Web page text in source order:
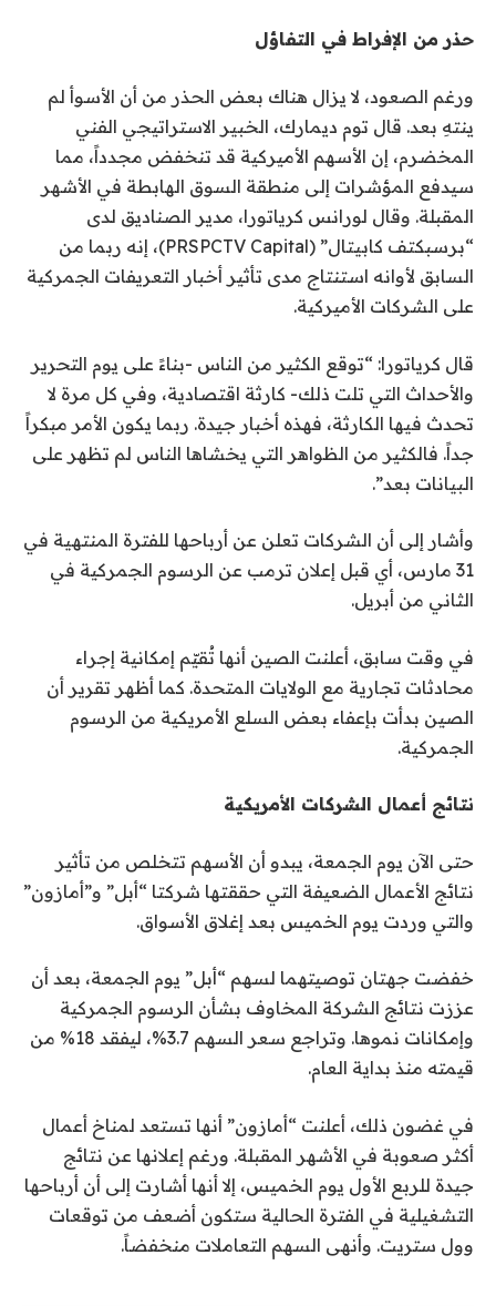
حذر من الإفراط في التفاؤل
ورغم الصعود، لا يزال هناك بعض الحذر من أن الأسوأ لم
ينتهِ بعد. قال توم ديمارك، الخبير الاستراتيجي الفني
المخضرم، إن الأسهم الأميركية قد تنخفض مجدداً، مما
سيدفع المؤشرات إلى منطقة السوق الهابطة في الأشهر
المقبلة. وقال لورانس كرياتورا، مدير الصناديق لدى
“برسبكتف كابيتال” (PRSPCTV Capital)، إنه ربما من
السابق لأوانه استنتاج مدى تأثير أخبار التعريفات الجمركية
على الشركات الأميركية.
قال كرياتورا: “توقع الكثير من الناس -بناءً على يوم التحرير
والأحداث التي تلت ذلك- كارثة اقتصادية، وفي كل مرة لا
تحدث فيها الكارثة، فهذه أخبار جيدة. ربما يكون الأمر مبكراً
جداً. فالكثير من الظواهر التي يخشاها الناس لم تظهر على
البيانات بعد”.
وأشار إلى أن الشركات تعلن عن أرباحها للفترة المنتهية في
31 مارس، أي قبل إعلان ترمب عن الرسوم الجمركية في
الثاني من أبريل.
في وقت سابق، أعلنت الصين أنها تُقيّم إمكانية إجراء
محادثات تجارية مع الولايات المتحدة. كما أظهر تقرير أن
الصين بدأت بإعفاء بعض السلع الأمريكية من الرسوم
الجمركية.
نتائج أعمال الشركات الأمريكية
حتى الآن يوم الجمعة، يبدو أن الأسهم تتخلص من تأثير
نتائج الأعمال الضعيفة التي حققتها شركتا “أبل” و”أمازون”
والتي وردت يوم الخميس بعد إغلاق الأسواق.
خفضت جهتان توصيتهما لسهم “أبل” يوم الجمعة، بعد أن
عززت نتائج الشركة المخاوف بشأن الرسوم الجمركية
وإمكانات نموها. وتراجع سعر السهم 3.7%، ليفقد 18% من
قيمته منذ بداية العام.
في غضون ذلك، أعلنت “أمازون” أنها تستعد لمناخ أعمال
أكثر صعوبة في الأشهر المقبلة. ورغم إعلانها عن نتائج
جيدة للربع الأول يوم الخميس، إلا أنها أشارت إلى أن أرباحها
التشغيلية في الفترة الحالية ستكون أضعف من توقعات
وول ستريت. وأنهى السهم التعاملات منخفضاً.